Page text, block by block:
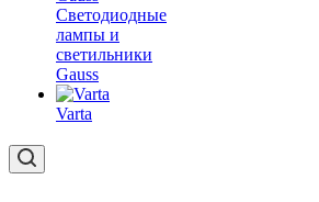
Светодиодные
лампы и
светильники
Gauss
Varta